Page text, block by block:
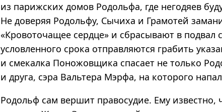
из парижских домов Родольфа, где негодяев
Не доверяя Родольфу, Сычиха и Грамотей
«Кровоточащее сердце» и сбрасывают в подвал
условленного срока отправляются грабить
и смекалка Поножовщика спасает не только
и друга, сэра Вальтера Мэрфа, на которого
Родольф сам вершит правосудие. Ему